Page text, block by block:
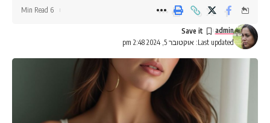
Last updated: אוקטובר 5, 2024 2:48 pm
admin
6 Min Read